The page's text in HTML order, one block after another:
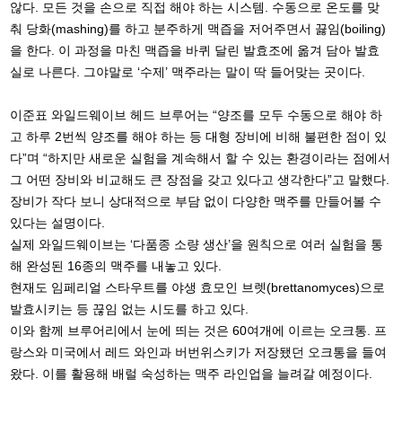
않다. 모든 것을 손으로 직접 해야 하는 시스템. 수동으로 온도를 맞
춰 당화(mashing)를 하고 분주하게 맥즙을 저어주면서 끓임(boiling)
을 한다. 이 과정을 마친 맥즙을 바퀴 달린 발효조에 옮겨 담아 발효
실로 나른다. 그야말로 ‘수제’ 맥주라는 말이 딱 들어맞는 곳이다.
이준표 와일드웨이브 헤드 브루어는 “양조를 모두 수동으로 해야 하
고 하루 2번씩 양조를 해야 하는 등 대형 장비에 비해 불편한 점이 있
다”며 “하지만 새로운 실험을 계속해서 할 수 있는 환경이라는 점에서
그 어떤 장비와 비교해도 큰 장점을 갖고 있다고 생각한다”고 말했다.
장비가 작다 보니 상대적으로 부담 없이 다양한 맥주를 만들어볼 수
있다는 설명이다.
실제 와일드웨이브는 ‘다품종 소량 생산’을 원칙으로 여러 실험을 통
해 완성된 16종의 맥주를 내놓고 있다.
현재도 임페리얼 스타우트를 야생 효모인 브렛(brettanomyces)으로
발효시키는 등 끊임 없는 시도를 하고 있다.
이와 함께 브루어리에서 눈에 띄는 것은 60여개에 이르는 오크통. 프
랑스와 미국에서 레드 와인과 버번위스키가 저장됐던 오크통을 들여
왔다. 이를 활용해 배럴 숙성하는 맥주 라인업을 늘려갈 예정이다.